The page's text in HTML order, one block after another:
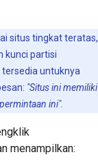
situs tingkat teratas,
kunci partisi
untuknya
"Situs ini memiliki
ini".
menampilkan: